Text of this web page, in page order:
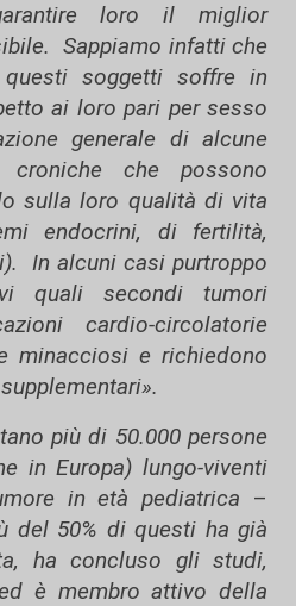
loro il miglior
Sappiamo infatti che
soggetti soffre in
ai loro pari per sesso
generale di alcune
croniche che possono
sulla loro qualità di vita
endocrini, di fertilità,
In alcuni casi purtroppo
quali secondi tumori
cardio-circolatorie
minacciosi e richiedono
più di 50.000 persone
in Europa) lungo-viventi
in età pediatrica –
del 50% di questi ha già
ha concluso gli studi,
è membro attivo della